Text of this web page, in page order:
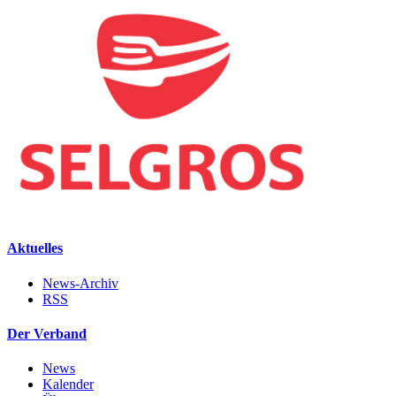
Aktuelles
News-Archiv
RSS
Der Verband
News
Kalender